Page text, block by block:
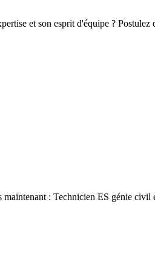
et son esprit d'équipe ? Postulez
maintenant : Technicien ES génie